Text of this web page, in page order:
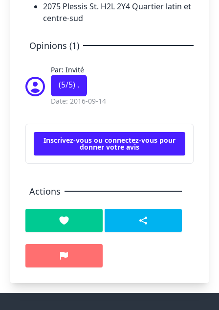
2075 Plessis St. H2L 2Y4 Quartier latin et
centre-sud
Opinions (1)
Par: Invité
(5/5) .
Date: 2016-09-14
Inscrivez-vous ou connectez-vous pour
donner votre avis
Actions